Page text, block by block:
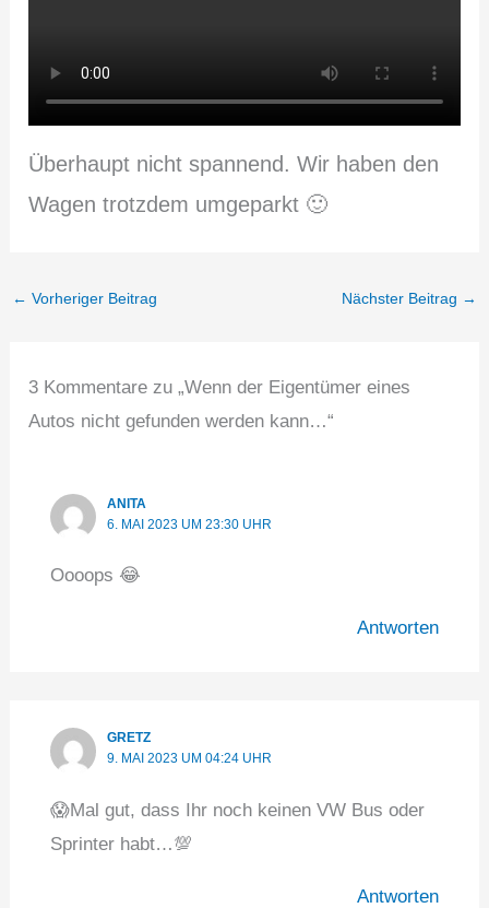
Überhaupt nicht spannend. Wir haben den
Wagen trotzdem umgeparkt 🙂
← Vorheriger Beitrag Nächster Beitrag →
3 Kommentare zu „Wenn der Eigentümer eines
Autos nicht gefunden werden kann…“
ANITA
6. MAI 2023 UM 23:30 UHR
Oooops 😂
Antworten
GRETZ
9. MAI 2023 UM 04:24 UHR
😱Mal gut, dass Ihr noch keinen VW Bus oder
Sprinter habt…💯
Antworten